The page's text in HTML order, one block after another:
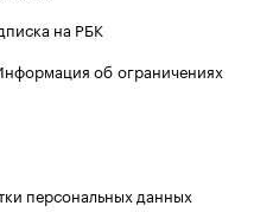
на РБК
об ограничениях
персональных данных